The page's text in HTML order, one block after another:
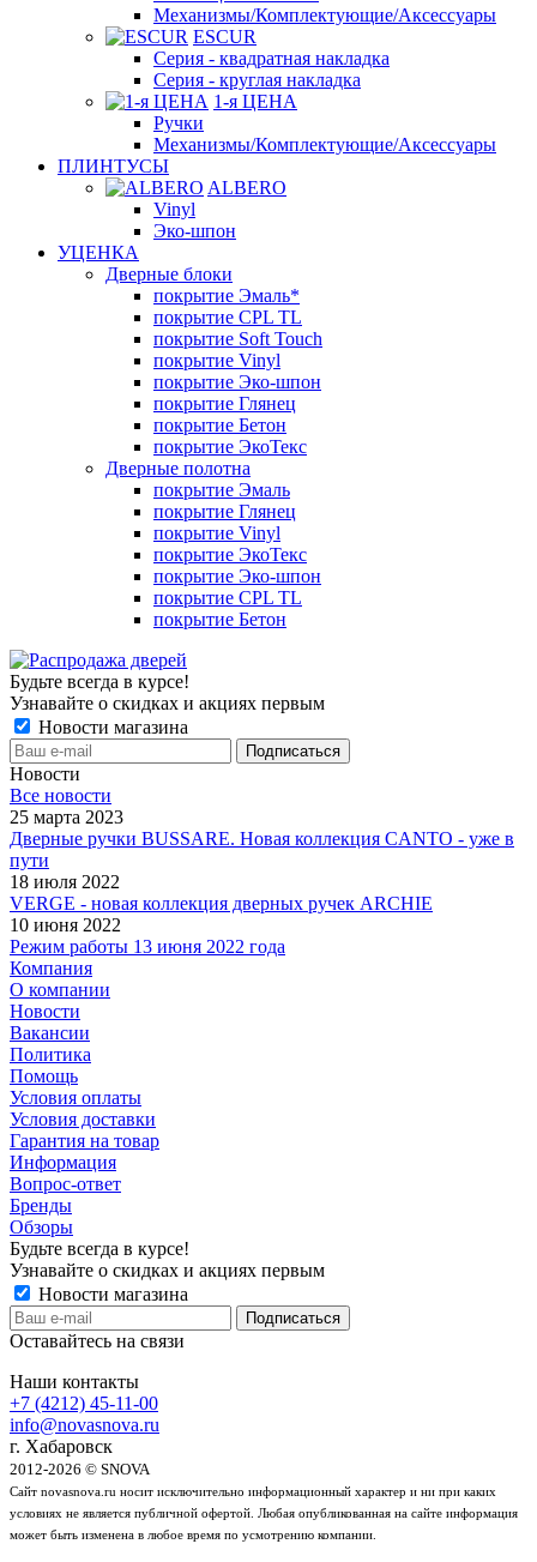
Механизмы/Комплектующие/Аксессуары
ESCUR
Серия - квадратная накладка
Серия - круглая накладка
1-я ЦЕНА
Ручки
Механизмы/Комплектующие/Аксессуары
ПЛИНТУСЫ
ALBERO
Vinyl
Эко-шпон
УЦЕНКА
Дверные блоки
покрытие Эмаль*
покрытие CPL TL
покрытие Soft Touch
покрытие Vinyl
покрытие Эко-шпон
покрытие Глянец
покрытие Бетон
покрытие ЭкоТекс
Дверные полотна
покрытие Эмаль
покрытие Глянец
покрытие Vinyl
покрытие ЭкоТекс
покрытие Эко-шпон
покрытие CPL TL
покрытие Бетон
Будьте всегда в курсе!
Узнавайте о скидках и акциях первым
Новости магазина
Новости
Все новости
25 марта 2023
Дверные ручки BUSSARE. Новая коллекция CANTO - уже в
пути
18 июля 2022
VERGE - новая коллекция дверных ручек ARCHIE
10 июня 2022
Режим работы 13 июня 2022 года
Компания
О компании
Новости
Вакансии
Политика
Помощь
Условия оплаты
Условия доставки
Гарантия на товар
Информация
Вопрос-ответ
Бренды
Обзоры
Будьте всегда в курсе!
Узнавайте о скидках и акциях первым
Новости магазина
Оставайтесь на связи
Наши контакты
+7 (4212) 45-11-00
info@novasnova.ru
г. Хабаровск
2012-2026 © SNOVA
Сайт novasnova.ru носит исключительно информационный характер и ни при каких
условиях не является публичной офертой. Любая опубликованная на сайте информация
может быть изменена в любое время по усмотрению компании.